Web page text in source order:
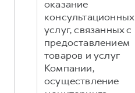
оказание
консультационных
услуг, связанных с
предоставлением
товаров и услуг
Компании,
осуществление